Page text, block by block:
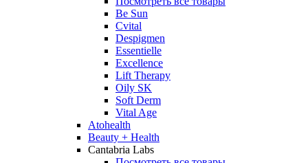
Be Sun
Cvital
Despigmen
Essentielle
Excellence
Lift Therapy
Oily SK
Soft Derm
Vital Age
Atohealth
Beauty + Health
Cantabria Labs